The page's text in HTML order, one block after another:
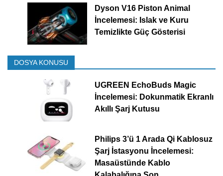
Dyson V16 Piston Animal
İncelemesi: Islak ve Kuru
Temizlikte Güç Gösterisi
DOSYA KONUSU
UGREEN EchoBuds Magic
İncelemesi: Dokunmatik Ekranlı
Akıllı Şarj Kutusu
Philips 3’ü 1 Arada Qi Kablosuz
Şarj İstasyonu İncelemesi:
Masaüstünde Kablo